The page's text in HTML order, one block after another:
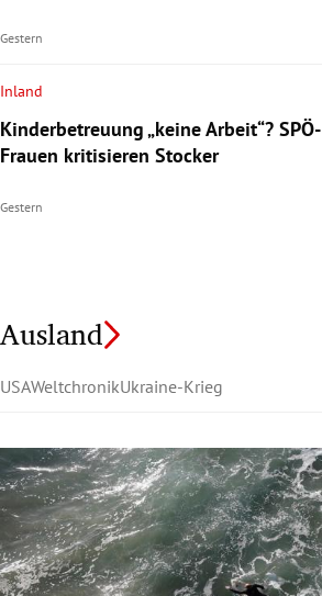
Gestern
Inland
Kinderbetreuung „keine Arbeit“? SPÖ-
Frauen kritisieren Stocker
Gestern
Ausland
USAWeltchronikUkraine-Krieg